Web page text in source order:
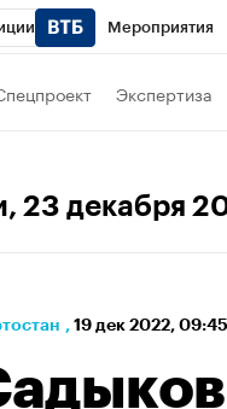
Мероприятия
Экспертиза
, 23 декабря
, 19 дек 2022, 09:45